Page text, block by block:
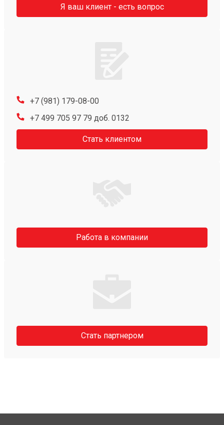
Я ваш клиент - есть вопрос
+7 (981) 179-08-00
+7 499 705 97 79 доб. 0132
Стать клиентом
Работа в компании
Стать партнером